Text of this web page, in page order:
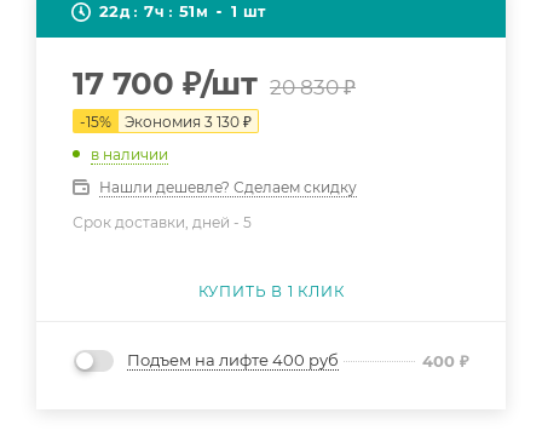
22д 7ч 51м 1 шт
17 700 ₽/шт 20 830₽
-15% Экономия 3 130 ₽
в наличии
Нашли дешевле? Сделаем скидку
Срок доставки, дней - 5
КУПИТЬ В 1 КЛИК
Подъем на лифте 400 руб 400 ₽